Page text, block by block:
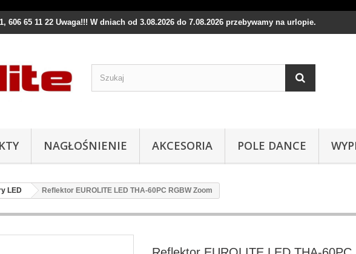
606 65 11 22 Uwaga!!! W dniach od 3.08.2026 do 7.08.2026 przebywamy na urlopie.
NAGŁOŚNIENIE AKCESORIA POLE DANCE
LED Reflektor EUROLITE LED THA-60PC RGBW Zoom